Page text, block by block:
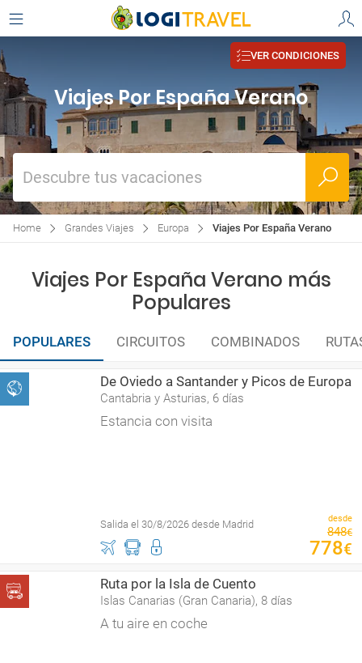
VER CONDICIONES
Viajes Por España Verano
Descubre tus vacaciones
Home Grandes Viajes Europa Viajes Por España Verano
Viajes Por España Verano más
Populares
POPULARES CIRCUITOS COMBINADOS
De Oviedo a Santander y Picos de Europa
Cantabria y Asturias, 6 días
Estancia con visita
Salida el 30/8/2026 desde Madrid desde
848€
778€
Ruta por la Isla de Cuento
Islas Canarias (Gran Canaria), 8 días
A tu aire en coche